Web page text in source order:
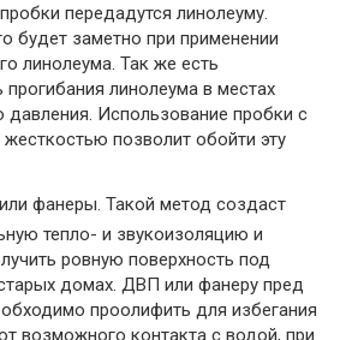
передадутся линолеуму.
будет заметно при применении
линолеума. Так же есть
прогибания линолеума в местах
давления. Использование пробки с
позволит обойти эту
фанеры. Такой метод создаст
тепло- и звукоизоляцию и
ровную поверхность под
домах. ДВП или фанеру пред
проолифить для избегания
возможного контакта с водой, при